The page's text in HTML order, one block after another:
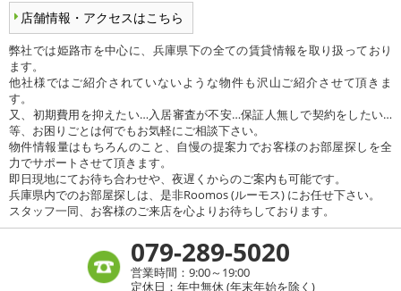
店舗情報・アクセスはこちら
弊社では姫路市を中心に、兵庫県下の全ての賃貸情報を取り扱っており
ます。
他社様ではご紹介されていないような物件も沢山ご紹介させて頂きま
す。
又、初期費用を抑えたい…入居審査が不安…保証人無しで契約をしたい…
等、お困りごとは何でもお気軽にご相談下さい。
物件情報量はもちろんのこと、自慢の提案力でお客様のお部屋探しを全
力でサポートさせて頂きます。
即日現地にてお待ち合わせや、夜遅くからのご案内も可能です。
兵庫県内でのお部屋探しは、是非Roomos (ルーモス) にお任せ下さい。
スタッフ一同、お客様のご来店を心よりお待ちしております。
079-289-5020
営業時間：9:00～19:00
定休日：年中無休 (年末年始を除く)